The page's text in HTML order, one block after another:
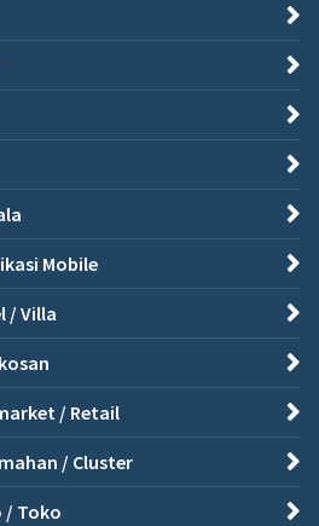
Mobile
/ Villa
/ Retail
/ Cluster
/ Toko